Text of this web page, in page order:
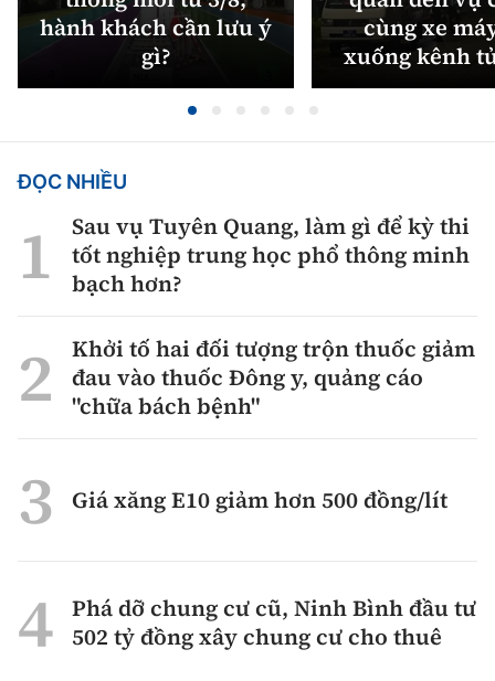
hành khách cần lưu ý
gì?
cùng xe
xuống kênh
ĐỌC NHIỀU
Sau vụ Tuyên Quang, làm gì để kỳ thi
tốt nghiệp trung học phổ thông minh
bạch hơn?
Khởi tố hai đối tượng trộn thuốc giảm
đau vào thuốc Đông y, quảng cáo
"chữa bách bệnh"
Giá xăng E10 giảm hơn 500 đồng/lít
Phá dỡ chung cư cũ, Ninh Bình đầu tư
502 tỷ đồng xây chung cư cho thuê